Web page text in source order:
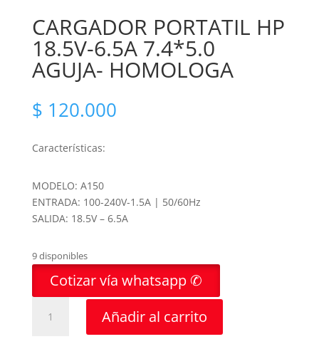
CARGADOR PORTATIL HP
18.5V-6.5A 7.4*5.0
AGUJA- HOMOLOGA
$ 120.000
Características:
MODELO: A150
ENTRADA: 100-240V-1.5A | 50/60Hz
SALIDA: 18.5V – 6.5A
9 disponibles
Cotizar vía whatsapp ✆
PORTATIL
Añadir al carrito